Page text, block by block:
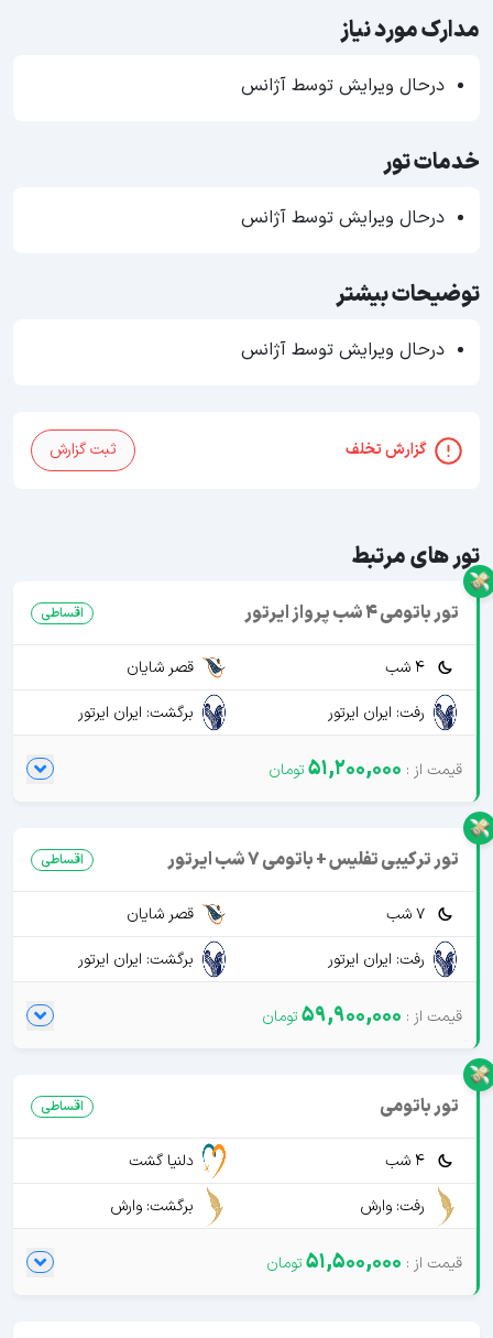
مدارک مورد نیاز
درحال ویرایش توسط آژانس
خدمات تور
درحال ویرایش توسط آژانس
توضیحات بیشتر
درحال ویرایش توسط آژانس
گزارش تخلف ثبت گزارش
تور های مرتبط
تور باتومی 4 شب پرواز ایرتور اقساطی
4 شب
قصر شایان
رفت: ایران ایرتور
برگشت: ایران ایرتور
51,200,000
تور ترکیبی تفلیس + باتومی 7 شب ایرتور اقساطی
7 شب
قصر شایان
رفت: ایران ایرتور
برگشت: ایران ایرتور
59,900,000
تور باتومی اقساطی
4 شب
دلنیا گشت
رفت: وارش
برگشت: وارش
51,500,000